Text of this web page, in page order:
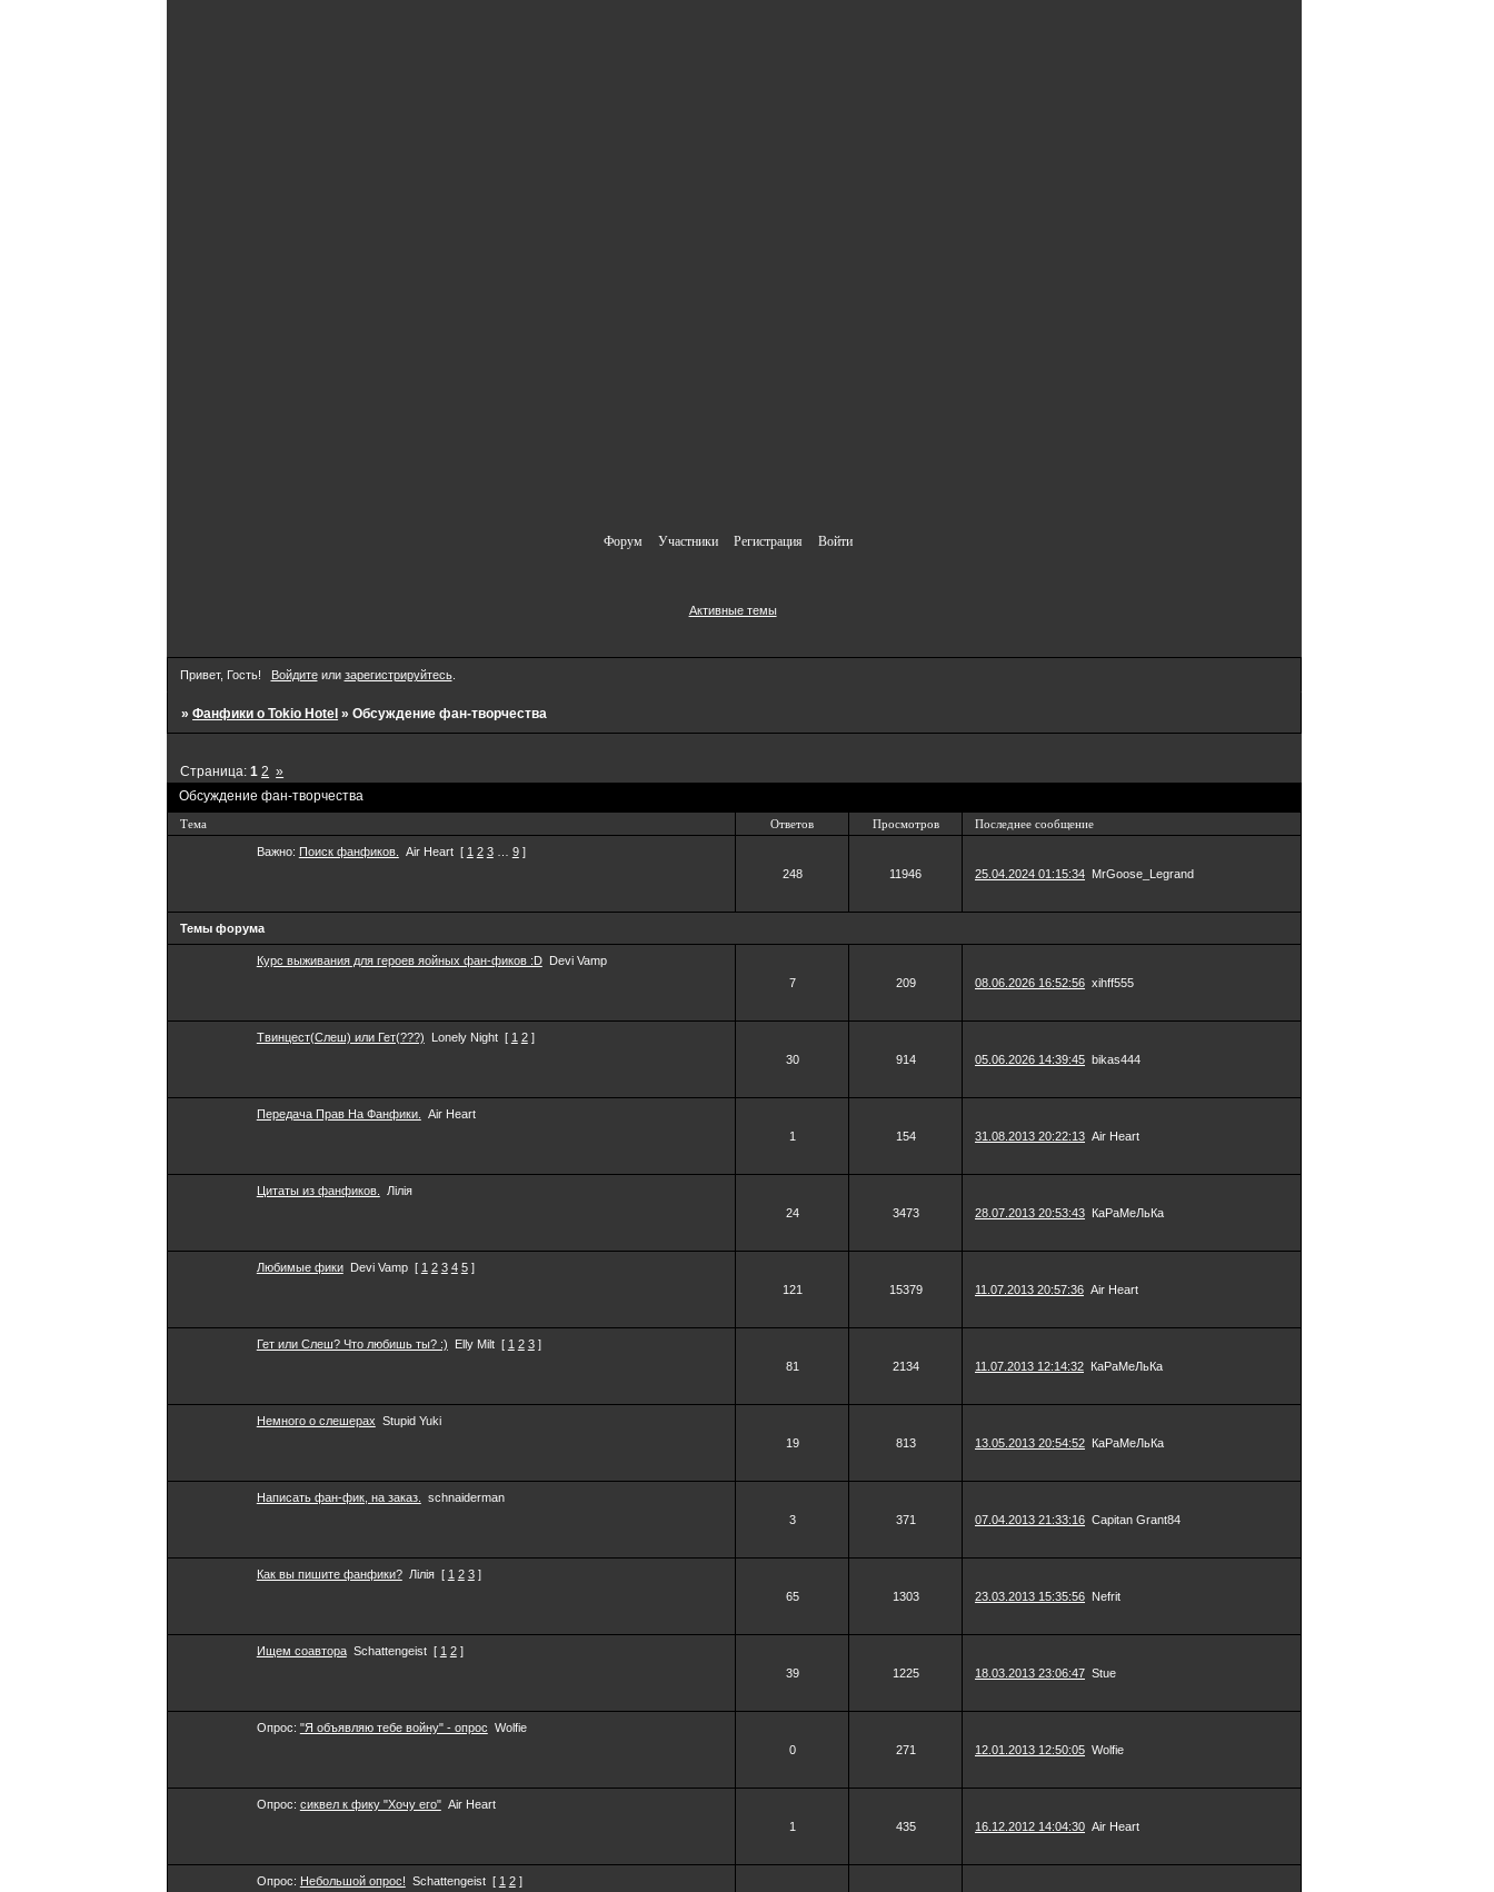
Форум Участники Регистрация Войти
Активные темы
Привет, Гость! Войдитеили зарегистрируйтесь.
»Фанфики о Tokio Hotel »Обсуждение фан-творчества
Обсуждение фан-творчества
Страница:1 2 »
Тема Ответов Просмотров Последнее сообщение
Важно: Поиск фанфиков. Air Heart [ 1 2 3 9 ]
248
11946 25.04.2024 01:15:34 MrGoose_Legrand
Темы форума
Курс выживания для героев яойных фан-фиков :D
Devi Vamp
7
209 08.06.2026 16:52:56 xihff555
Твинцест(Слеш) или Гет(???) Lonely Night [ 1 2 ]
30
914 05.06.2026 14:39:45 bikas444
Передача Прав На Фанфики.
Air Heart
1
154 31.08.2013 20:22:13 Air Heart
Цитаты из фанфиков.
Лілія
24
3473 28.07.2013 20:53:43 КаРаМеЛьКа
Любимые фики Devi Vamp [ 1 2 3 4 5 ]
121
15379 11.07.2013 20:57:36 Air Heart
Гет или Слеш? Что любишь ты? :) Elly Milt [ 1 2 3 ]
81
2134 11.07.2013 12:14:32 КаРаМеЛьКа
Немного о слешерах Stupid Yuki
19
813 13.05.2013 20:54:52 КаРаМеЛьКа
Написать фан-фик, на заказ.
schnaiderman
3
371 07.04.2013 21:33:16 Capitan Grant84
Как вы пишите фанфики? Лілія [ 1 2 3 ]
65
1303 23.03.2013 15:35:56 Nefrit
Ищем соавтора Schattengeist [ 1 2 ]
39
1225 18.03.2013 23:06:47 Stue
Опрос: "Я объявляю тебе войну" - опрос Wolfie
0
271 12.01.2013 12:50:05 Wolfie
Опрос: сиквел к фику "Хочу его" Air Heart
1
435 16.12.2012 14:04:30 Air Heart
Опрос: Небольшой опрос! Schattengeist [ 1 2 ]